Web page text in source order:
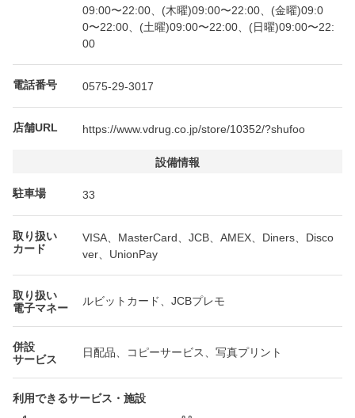
09:00〜22:00、(木曜)09:00〜22:00、(金曜)09:0
0〜22:00、(土曜)09:00〜22:00、(日曜)09:00〜22:
00
電話番号 0575-29-3017
店舗URL https://www.vdrug.co.jp/store/10352/?shufoo
設備情報
駐車場 33
取り扱い
カード
VISA、MasterCard、JCB、AMEX、Diners、Disco
ver、UnionPay
取り扱い
電子マネー
ルビットカード、JCBプレモ
併設
サービス
日配品、コピーサービス、写真プリント
利用できるサービス・施設